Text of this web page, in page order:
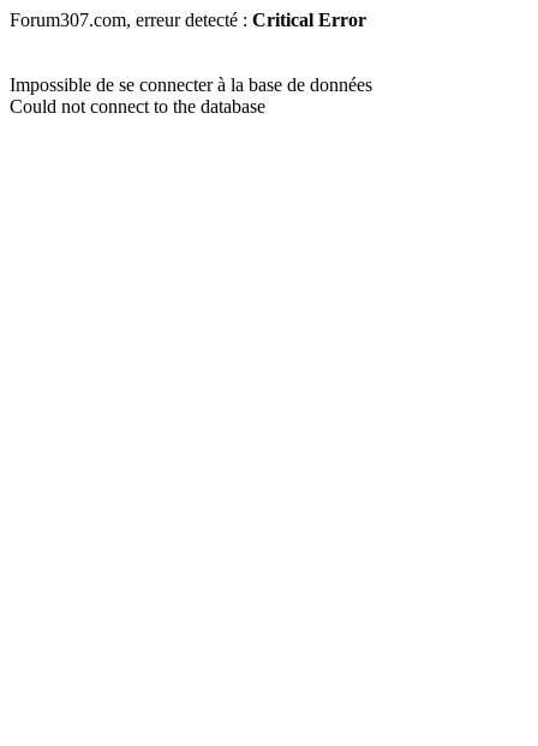
Forum307.com, erreur detecté : Critical Error
Impossible de se connecter à la base de données
Could not connect to the database